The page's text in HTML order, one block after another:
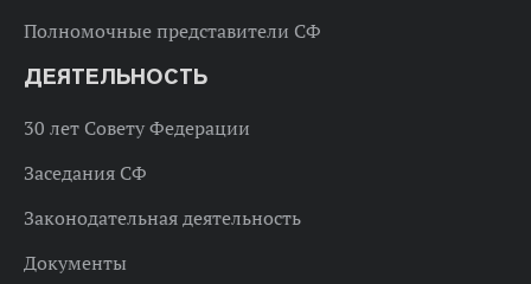
Полномочные представители СФ
ДЕЯТЕЛЬНОСТЬ
30 лет Совету Федерации
Заседания СФ
Законодательная деятельность
Документы